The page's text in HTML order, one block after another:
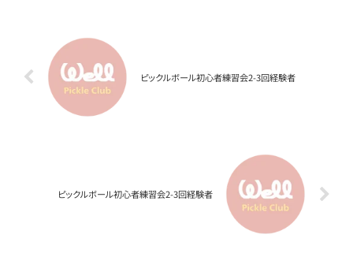
ピックルボール初心者練習会2-3回経験者
ピックルボール初心者練習会2-3回経験者